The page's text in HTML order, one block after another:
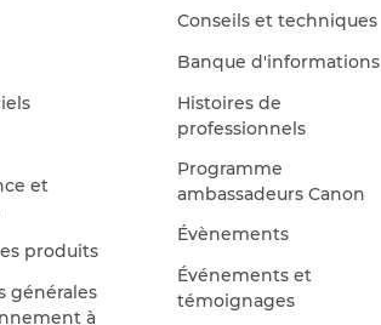
et
produits
générales
à
Conseils et techniques
Banque d'informations
Histoires de
professionnels
Programme
ambassadeurs Canon
Évènements
Événements et
témoignages